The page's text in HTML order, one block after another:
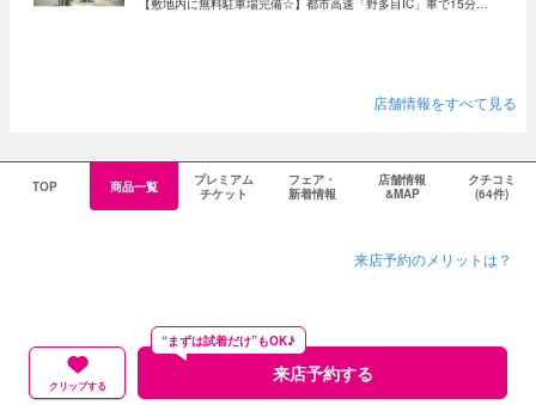
【敷地内に無料駐車場完備☆】都市高速「野多目IC」車で15分…
店舗情報をすべて見る
TOP 商品一覧
プレミアム
チケット
フェア・
新着情報
店舗情報
&MAP
クチコミ
(64件)
来店予約のメリットは？
クリップする
来店予約する
“まずは試着だけ”もOK♪